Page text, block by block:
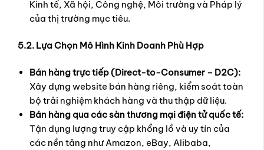
Kinh tế, Xã hội, Công nghệ, Môi trường và Pháp lý
của thị trường mục tiêu.
5.2. Lựa Chọn Mô Hình Kinh Doanh Phù Hợp
Bán hàng trực tiếp (Direct-to-Consumer – D2C):
Xây dựng website bán hàng riêng, kiểm soát toàn
bộ trải nghiệm khách hàng và thu thập dữ liệu.
Bán hàng qua các sàn thương mại điện tử quốc tế:
Tận dụng lượng truy cập khổng lồ và uy tín của
các nền tảng như Amazon, eBay, Alibaba,